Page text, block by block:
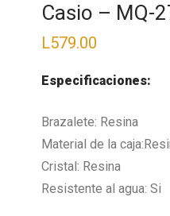
Casio – MQ-
L579.00
Especificaciones:
Brazalete: Resina
Material de la
Cristal: Resina
Resistente al agua: Si